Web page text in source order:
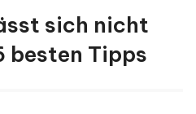
sich nicht
besten Tipps